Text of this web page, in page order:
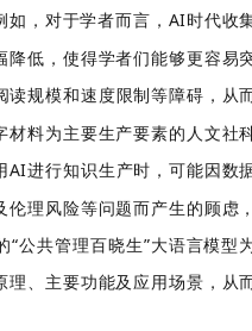
，对于学者而言， AI时代收
降低，使得学者们能够更容易
读规模和速度限制等障碍，从
材料为主要生产要素的人文社
AI进行知识生产时，可能因数
伦理风险等问题而产生的顾虑
公共管理百晓生”大语言模型
理、主要功能及应用场景，从